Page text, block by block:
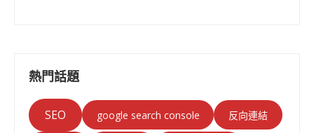
熱門話題
SEO google search console 反向連結